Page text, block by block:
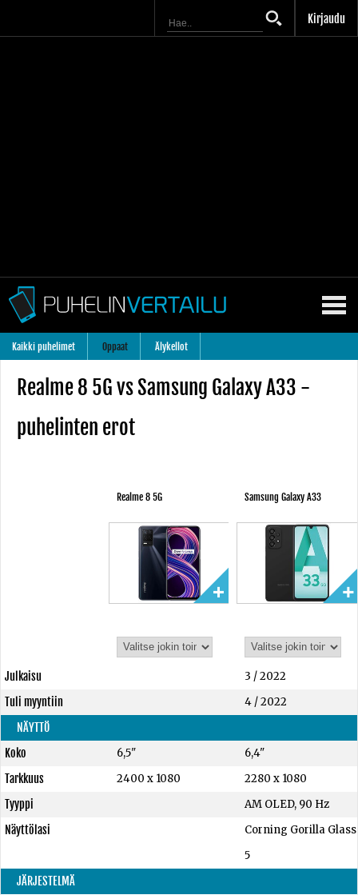
Kirjaudu
Kaikki puhelimet Oppaat Älykellot
Realme 8 5G vs Samsung Galaxy A33 -
puhelinten erot
Realme 8 5G Samsung Galaxy A33
Julkaisu
3 / 2022
Tuli myyntiin
4 / 2022
NÄYTTÖ
Koko
6,5"
6,4"
Tarkkuus
2400 x 1080
2280 x 1080
Tyyppi
AM OLED, 90 Hz
Näyttölasi
Corning Gorilla Glass
5
JÄRJESTELMÄ